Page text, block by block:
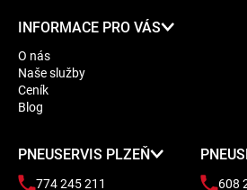
INFORMACE PRO VÁS
O nás
Naše služby
Ceník
Blog
PNEUSERVIS PLZEŇ
774 245 211 608